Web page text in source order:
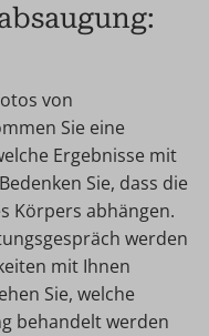
von
Sie eine
Ergebnisse mit
Sie, dass die
Körpers abhängen.
werden
mit Ihnen
Sie, welche
behandelt werden